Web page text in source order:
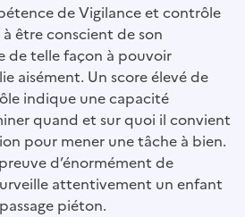
de Vigilance et contrôle
être conscient de son
de telle façon à pouvoir
aisément. Un score élevé de
indique une capacité
quand et sur quoi il convient
pour mener une tâche à bien.
d’énormément de
attentivement un enfant
piéton.